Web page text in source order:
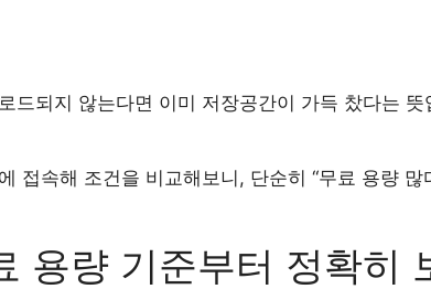
드되지 않는다면 이미 저장공간이 가득 찼다는
접속해 조건을 비교해보니, 단순히 “무료 용량
용량 기준부터 정확히